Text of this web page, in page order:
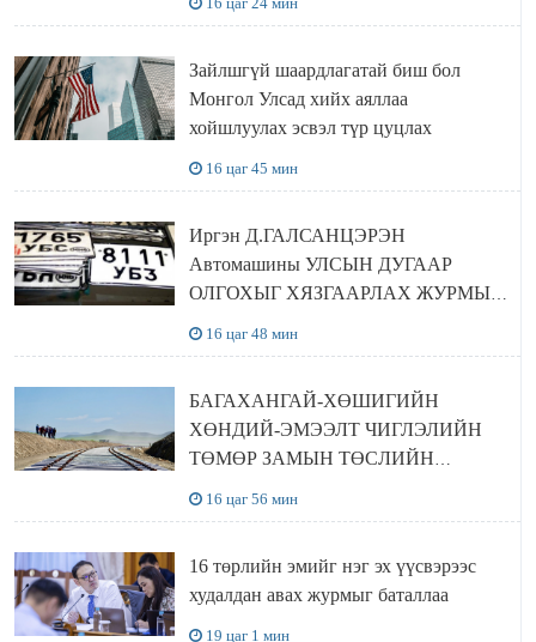
Зайлшгүй шаардлагатай биш бол
Монгол Улсад хийх аяллаа
хойшлуулах эсвэл түр цуцлах
16 цаг 45 мин
Иргэн Д.ГАЛСАНЦЭРЭН
Автомашины УЛСЫН ДУГААР
ОЛГОХЫГ ХЯЗГААРЛАХ ЖУРМЫГ
16 цаг 48 мин
БАГАХАНГАЙ-ХӨШИГИЙН
ХӨНДИЙ-ЭМЭЭЛТ ЧИГЛЭЛИЙН
ТӨМӨР ЗАМЫН ТӨСЛИЙН
16 цаг 56 мин
16 төрлийн эмийг нэг эх үүсвэрээс
худалдан авах журмыг баталлаа
19 цаг 1 мин